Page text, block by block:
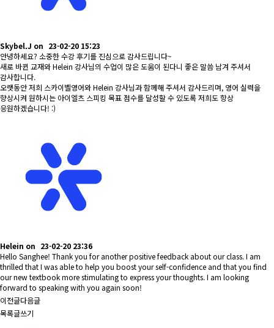
Skybel.J on 23-02-20 15:23
안녕하세요? 소중한 수강 후기를 진심으로 감사드립니다~
새로 바뀐 교재와 Helein 강사님의 수업이 많은 도움이 된다니 좋은 말씀 남겨 주셔서
감사합니다.
오랫동안 저희 스카이벨영어와 Helein 강사님과 함께해 주셔서 감사드리며, 영어 실력을
향상시켜 원하시는 아이엘츠 스피킹 목표 점수를 달성할 수 있도록 저희도 항상
응원하겠습니다! :)
Helein on 23-02-20 23:36
Hello Sanghee! Thank you for another positive feedback about our class. I am
thrilled that I was able to help you boost your self-confidence and that you find
our new textbook more stimulating to express your thoughts. I am looking
forward to speaking with you again soon!
이전글다음글
목록글쓰기